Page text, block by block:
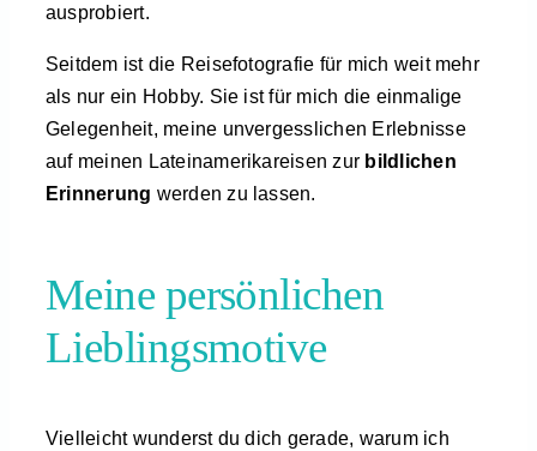
ausprobiert.
Seitdem ist die Reisefotografie für mich weit mehr
als nur ein Hobby. Sie ist für mich die einmalige
Gelegenheit, meine unvergesslichen Erlebnisse
auf meinen Lateinamerikareisen zur bildlichen
Erinnerung werden zu lassen.
Meine persönlichen
Lieblingsmotive
Vielleicht wunderst du dich gerade, warum ich